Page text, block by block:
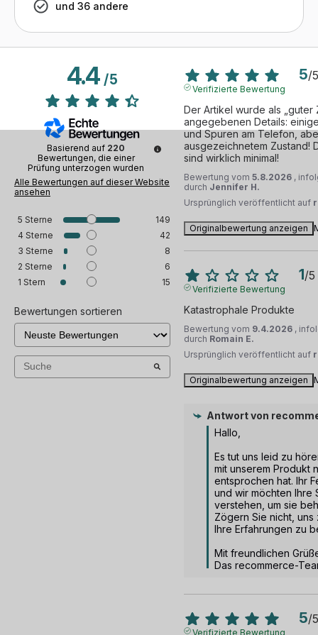
und 36 andere
4.4/5
Basierend auf 220
Bewertungen, die einer
Prüfung unterzogen wurden
Alle Bewertungen auf dieser Website
ansehen
5 Sterne
149
4 Sterne
42
3 Sterne
8
2 Sterne
6
1 Stern 15
Bewertungen sortieren
5/5
Verifizierte Bewertung
Der Artikel wurde als „guter
angegebenen Details:
und Spuren am Telefon,
ausgezeichnetem Zustand!
sind wirklich minimal!
Bewertung vom 5.8.2026 ,
durch Jennifer H.
Ursprünglich veröffentlicht auf
Originalbewertung anzeigen
1/5
Verifizierte Bewertung
Katastrophale Produkte
Bewertung vom 9.4.2026 ,
durch Romain E.
Ursprünglich veröffentlicht auf
Originalbewertung anzeigen
Antwort von
Hallo,
Es tut uns leid zu
mit unserem Produkt
entsprochen hat. Ihr
und wir möchten Ihre
verstehen, um sie
Zögern Sie nicht,
Ihre Erfahrungen zu
Mit freundlichen
Das recommerce-
5/5
Verifizierte Bewertung